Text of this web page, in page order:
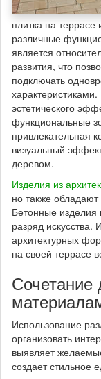
плитка на террасе
различные
является
развития, что
подключать
эстетического
функциональные
привлекательная
визуальный
деревом.
Изделия из
но также обладают
Бетонные
разряд
архитектурных
на своей террасе
Сочетание
Использование
организовать
выявляет
создает стильное